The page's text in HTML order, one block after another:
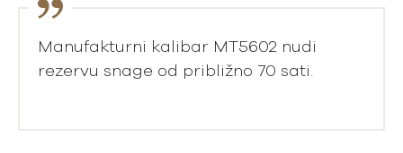
Manufakturni kalibar MT5602 nudi
rezervu snage od približno 70 sati.